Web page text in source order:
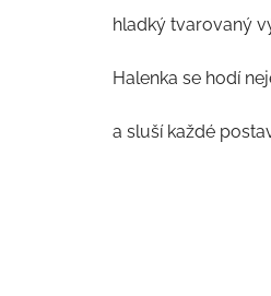
hladký tvarovaný
Halenka se hodí
a sluší každé